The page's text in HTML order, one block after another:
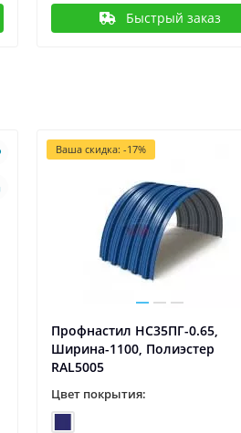
Быстрый заказ
Ваша скидка: -17%
Профнастил НС35ПГ-0.65,
Ширина-1100, Полиэстер
RAL5005
Цвет покрытия: